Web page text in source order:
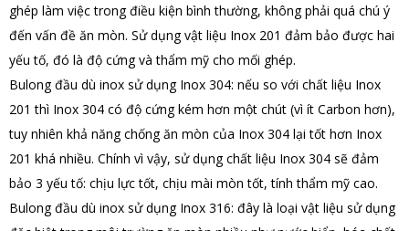
ghép làm việc trong điều kiện bình thường, không phải quá chú ý
đến vấn đề ăn mòn. Sử dụng vật liệu Inox 201 đảm bảo được hai
yếu tố, đó là độ cứng và thẩm mỹ cho mối ghép.
Bulong đầu dù inox sử dụng Inox 304: nếu so với chất liệu Inox
201 thì Inox 304 có độ cứng kém hơn một chút (vì ít Carbon hơn),
tuy nhiên khả năng chống ăn mòn của Inox 304 lại tốt hơn Inox
201 khá nhiều. Chính vì vậy, sử dụng chất liệu Inox 304 sẽ đảm
bảo 3 yếu tố: chịu lực tốt, chịu mài mòn tốt, tính thẩm mỹ cao.
Bulong đầu dù inox sử dụng Inox 316: đây là loại vật liệu sử dụng